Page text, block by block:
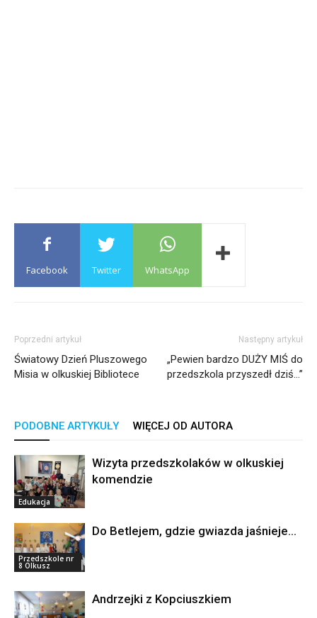
Facebook Twitter WhatsApp
Poprzedni artykuł
Światowy Dzień Pluszowego
Misia w olkuskiej Bibliotece
Następny artykuł
„Pewien bardzo DUŻY MIŚ do
przedszkola przyszedł dziś…”
PODOBNE ARTYKUŁY WIĘCEJ OD AUTORA
Edukacja
Wizyta przedszkolaków w olkuskiej
komendzie
Przedszkole nr
8 Olkusz
Do Betlejem, gdzie gwiazda jaśnieje…
Andrzejki z Kopciuszkiem